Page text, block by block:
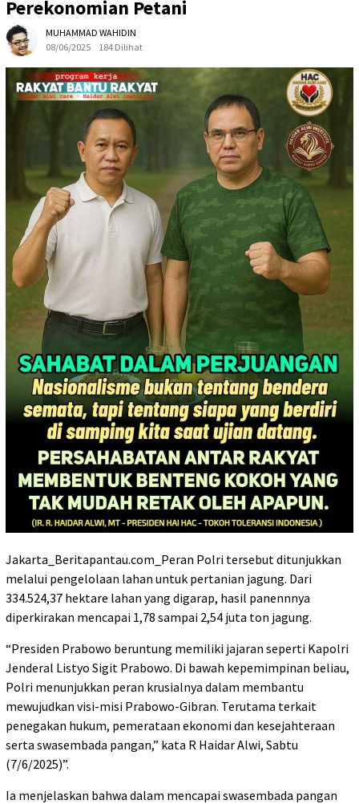
Perekonomian Petani
MUHAMMAD WAHIDIN
08/06/2025
184 Dilihat
Jakarta_Beritapantau.com_Peran Polri tersebut ditunjukkan
melalui pengelolaan lahan untuk pertanian jagung. Dari
334.524,37 hektare lahan yang digarap, hasil panennnya
diperkirakan mencapai 1,78 sampai 2,54 juta ton jagung.
“Presiden Prabowo beruntung memiliki jajaran seperti Kapolri
Jenderal Listyo Sigit Prabowo. Di bawah kepemimpinan beliau,
Polri menunjukkan peran krusialnya dalam membantu
mewujudkan visi-misi Prabowo-Gibran. Terutama terkait
penegakan hukum, pemerataan ekonomi dan kesejahteraan
serta swasembada pangan,” kata R Haidar Alwi, Sabtu
(7/6/2025)”.
Ia menjelaskan bahwa dalam mencapai swasembada pangan